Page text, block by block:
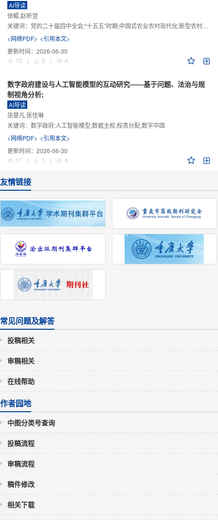
AI导读
徐鲲,赵昕翌
关键词： 党的二十届四中全会;“十五五”时期;中国式农业农村现代化;新型农村集体经济;城乡融合发展;新质生产力
<网络PDF> <引用本文>
更新时间： 2026-06-30
15
| 0 | 4
数字政府建设与人工智能模型的互动研究——基于问题、法治与规
制视角分析;
AI导读
张楚凡,张佳琳
关键词： 数字政府;人工智能模型;数据主权;权责分配;数字中国
<网络PDF> <引用本文>
更新时间： 2026-06-30
17
| 1 | 4
友情链接
常见问题及解答
投稿相关
审稿相关
在线帮助
作者园地
中图分类号查询
投稿流程
审稿流程
稿件修改
相关下载